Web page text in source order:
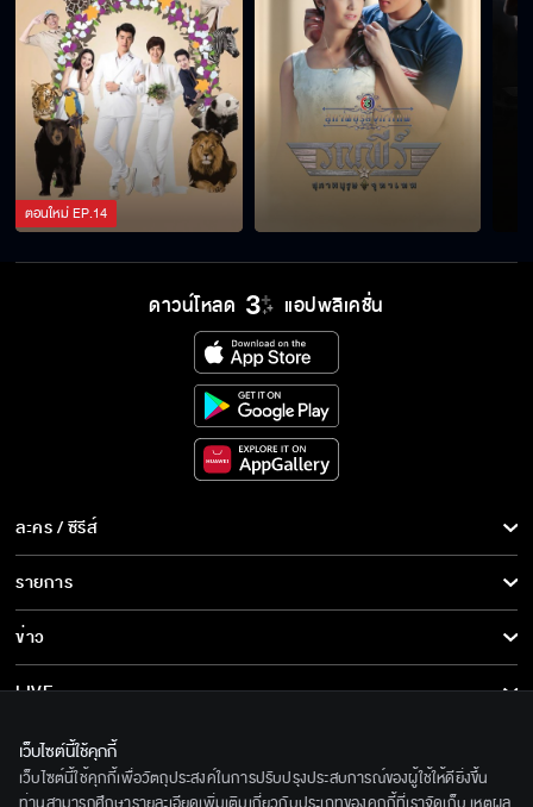
ตอนใหม่EP.14
ดาวน์โหลด แอปพลิเคชั่น
ละคร / ซีรีส์
ละคร/ซีรีส์
ซีรีส์นานาชาติ
การ์ตูน & เกม
รายการ
รายการทั้งหมด
ข่าว
ข่าวทั้งหมด
ข่าวประชาสัมพันธ์
LIVE
เกี่ยวกับเรา
BEC World
ติดตามเราได้ที่
เว็บไซต์นี้ใช้คุกกี้
เว็บไซต์นี้ใช้คุกกี้เพื่อวัตถุประสงค์ในการปรับปรุงประสบการณ์ของผู้ใช้ให้ดียิ่งขึ้น